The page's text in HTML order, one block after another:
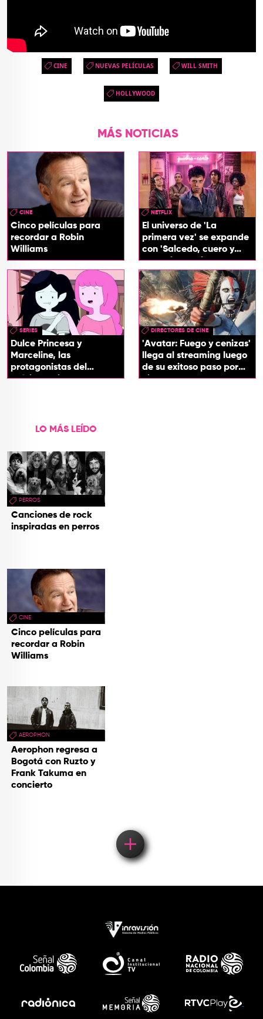
CINE NUEVAS PELÍCULAS WILL SMITH
HOLLYWOOD
MÁS NOTICIAS
CINE
Cinco películas para
recordar a Robin
Williams
NETFLIX
El universo de 'La
primera vez' se expande
con 'Salcedo, cuero y
boogaloo', spin off
SERIES
Dulce Princesa y
Marceline, las
protagonistas del
próximo spin-off de 'Hora
DIRECTORES DE CINE
'Avatar: Fuego y cenizas'
llega al streaming luego
de su exitoso paso por
cines
LO MÁS LEÍDO
PERROS
Canciones de rock
inspiradas en perros
CINE
Cinco películas para
recordar a Robin
Williams
AEROPHON
Aerophon regresa a
Bogotá con Ruzto y
Frank Takuma en
concierto